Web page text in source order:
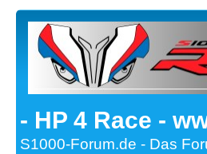
- HP 4 Race -
S1000-Forum.de - Das